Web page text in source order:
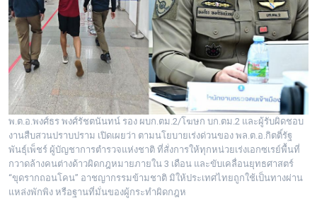
ติดต่อ
พ.ต.อ.พงศ์ธร พงศ์รัชตนันทน์ รอง ผบก.ตม.2/โฆษก บก.ตม.2 และผู้รับผิดชอบ
งานสืบสวนปราบปราม เปิดเผยว่า ตามนโยบายเร่งด่วนของ พล.ต.อ.กิตติ์รัฐ
พันธุ์เพ็ชร์ ผู้บัญชาการตำรวจแห่งชาติ ที่สั่งการให้ทุกหน่วยเร่งเอกซเรย์พื้นที่
กวาดล้างคนต่างด้าวผิดกฎหมายภายใน 3 เดือน และขับเคลื่อนยุทธศาสตร์
“ขุดรากถอนโคน” อาชญากรรมข้ามชาติ มิให้ประเทศไทยถูกใช้เป็นทางผ่าน
แหล่งพักพิง หรือฐานที่มั่นของผู้กระทำผิดกฎห